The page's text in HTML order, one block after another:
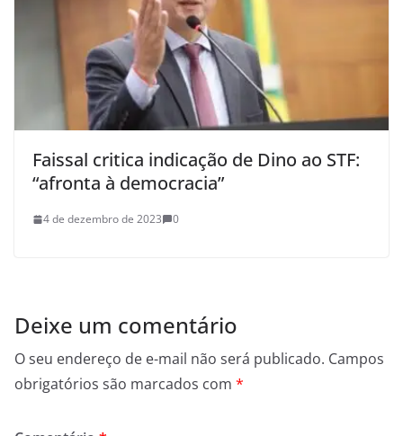
Faissal critica indicação de Dino ao STF:
“afronta à democracia”
4 de dezembro de 2023 0
Deixe um comentário
O seu endereço de e-mail não será publicado. Campos
obrigatórios são marcados com *